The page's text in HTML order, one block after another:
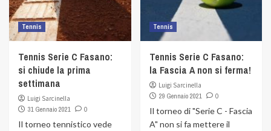
Tennis
Tennis Serie C Fasano:
si chiude la prima
settimana
Luigi Sarcinella
31 Gennaio 2021
0
Il torneo tennistico vede
Tennis
Tennis Serie C Fasano:
la Fascia A non si ferma!
Luigi Sarcinella
29 Gennaio 2021
0
Il torneo di "Serie C - Fascia
A" non si fa mettere il